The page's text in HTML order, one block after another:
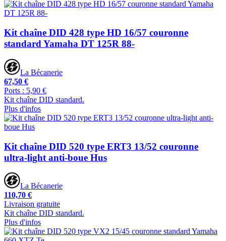
Kit chaîne DID 428 type HD 16/57 couronne
standard Yamaha DT 125R 88-
La Bécanerie
67,50 €
Ports : 5,90 €
Kit chaîne DID standard.
Plus d'infos
Kit chaîne DID 520 type ERT3 13/52 couronne
ultra-light anti-boue Hus
La Bécanerie
110,70 €
Livraison gratuite
Kit chaîne DID standard.
Plus d'infos